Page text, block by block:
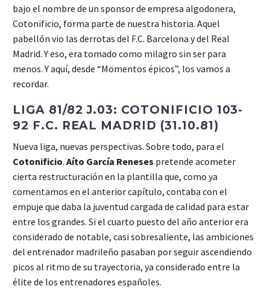
bajo el nombre de un sponsor de empresa algodonera,
Cotonificio, forma parte de nuestra historia. Aquel
pabellón vio las derrotas del F.C. Barcelona y del Real
Madrid. Y eso, era tomado como milagro sin ser para
menos. Y aquí, desde “Momentos épicos”, los vamos a
recordar.
LIGA 81/82 J.03: COTONIFICIO 103-
92 F.C. REAL MADRID (31.10.81)
Nueva liga, nuevas perspectivas. Sobre todo, para el
Cotonificio. Aíto García Reneses pretende acometer
cierta restructuración en la plantilla que, como ya
comentamos en el anterior capítulo, contaba con el
empuje que daba la juventud cargada de calidad para estar
entre los grandes. Si el cuarto puesto del año anterior era
considerado de notable, casi sobresaliente, las ambiciones
del entrenador madrileño pasaban por seguir ascendiendo
picos al ritmo de su trayectoria, ya considerado entre la
élite de los entrenadores españoles.